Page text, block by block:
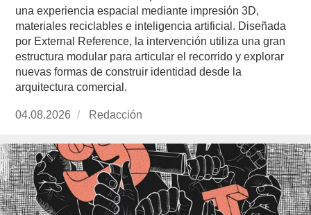
una experiencia espacial mediante impresión 3D,
materiales reciclables e inteligencia artificial. Diseñada
por External Reference, la intervención utiliza una gran
estructura modular para articular el recorrido y explorar
nuevas formas de construir identidad desde la
arquitectura comercial.
Publicado
04.08.2026 https://www.experimenta.es/author/redaccion/
Redacción